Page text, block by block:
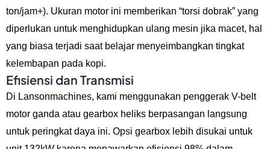
ton/jam+). Ukuran motor ini memberikan “torsi dobrak” yang
diperlukan untuk menghidupkan ulang mesin jika macet, hal
yang biasa terjadi saat belajar menyeimbangkan tingkat
kelembapan pada kopi.
Efisiensi dan Transmisi
Di Lansonmachines, kami menggunakan penggerak V-belt
motor ganda atau gearbox heliks berpasangan langsung
untuk peringkat daya ini. Opsi gearbox lebih disukai untuk